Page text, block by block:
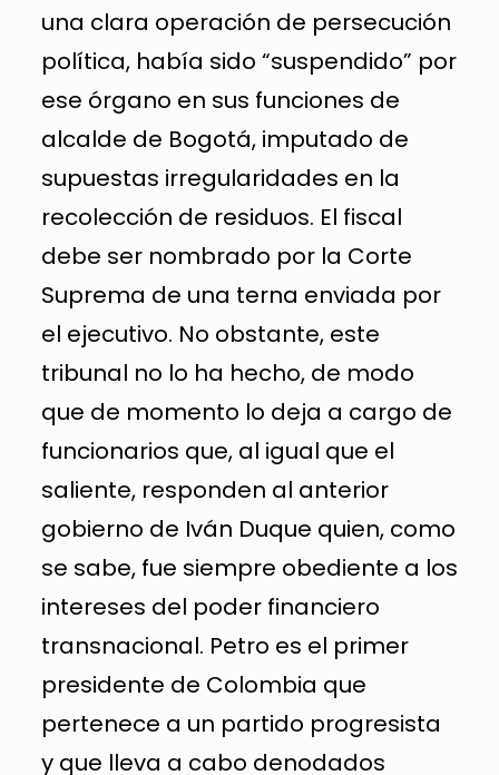
una clara operación de persecución
política, había sido “suspendido” por
ese órgano en sus funciones de
alcalde de Bogotá, imputado de
supuestas irregularidades en la
recolección de residuos. El fiscal
debe ser nombrado por la Corte
Suprema de una terna enviada por
el ejecutivo. No obstante, este
tribunal no lo ha hecho, de modo
que de momento lo deja a cargo de
funcionarios que, al igual que el
saliente, responden al anterior
gobierno de Iván Duque quien, como
se sabe, fue siempre obediente a los
intereses del poder financiero
transnacional. Petro es el primer
presidente de Colombia que
pertenece a un partido progresista
y que lleva a cabo denodados